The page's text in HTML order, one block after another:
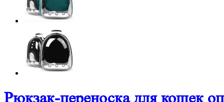
Рюкзак-переноска для кошек